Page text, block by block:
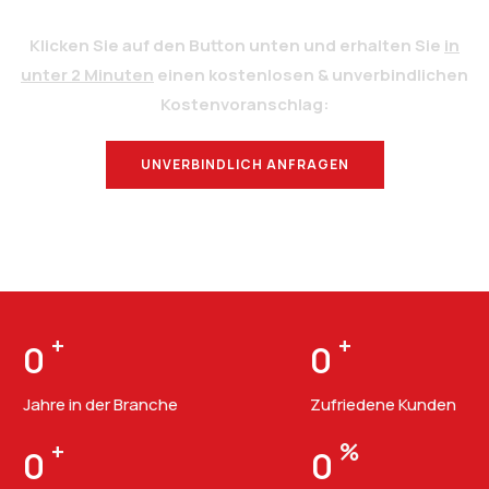
Klicken Sie auf den Button unten und erhalten Sie in
unter 2 Minuten einen kostenlosen & unverbindlichen
Kostenvoranschlag:
UNVERBINDLICH ANFRAGEN
0 +
Jahre in der Branche
0 +
Zufriedene Kunden
0 + 0 %